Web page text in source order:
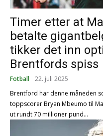
Timer etter at
betalte
tikker det inn
Brentfords spiss
Fotball 22. juli 2025
Brentford har denne måneden
toppscorer Bryan Mbeumo til
ut rundt 70 millioner pund...